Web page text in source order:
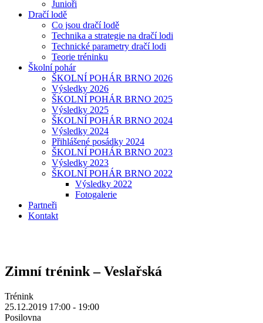
Junioři
Dračí lodě
Co jsou dračí lodě
Technika a strategie na dračí lodi
Technické parametry dračí lodi
Teorie tréninku
Školní pohár
ŠKOLNÍ POHÁR BRNO 2026
Výsledky 2026
ŠKOLNÍ POHÁR BRNO 2025
Výsledky 2025
ŠKOLNÍ POHÁR BRNO 2024
Výsledky 2024
Přihlášené posádky 2024
ŠKOLNÍ POHÁR BRNO 2023
Výsledky 2023
ŠKOLNÍ POHÁR BRNO 2022
Výsledky 2022
Fotogalerie
Partneři
Kontakt
Zimní trénink – Veslařská
Trénink
25.12.2019 17:00 - 19:00
Posilovna